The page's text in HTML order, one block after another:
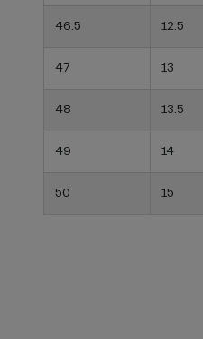
46.5 12.5
47 13
48 13.5
49 14
50 15